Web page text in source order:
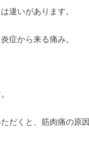
違いがあります。
症から来る痛み。
だくと、筋肉痛の原